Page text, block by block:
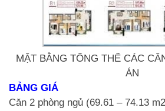
MẶT BẰNG TỔNG THỂ CÁC
ÁN
BẢNG GIÁ
Căn 2 phòng ngủ (69.61 – 74.13